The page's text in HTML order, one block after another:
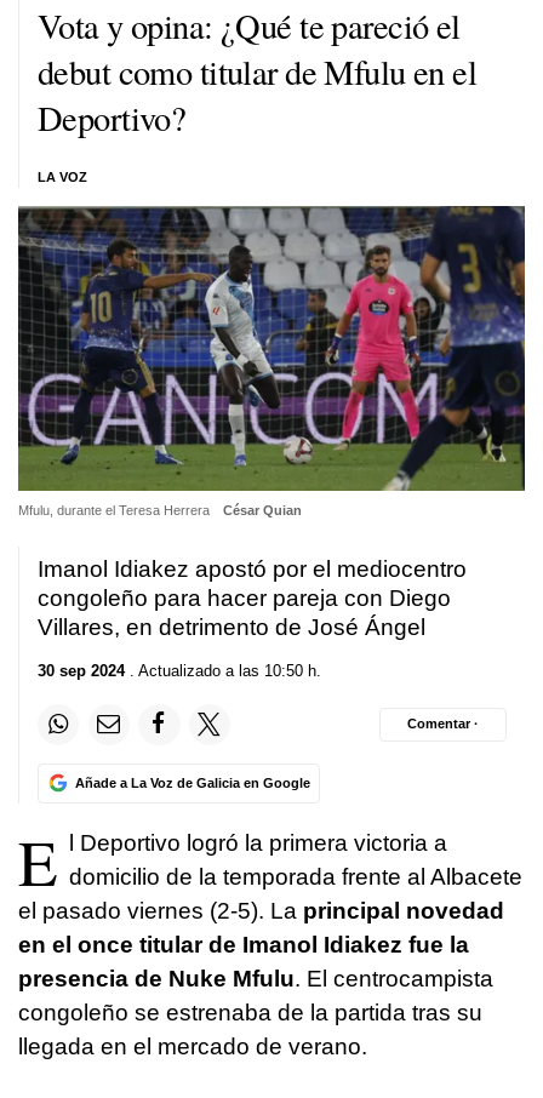
Vota y opina: ¿Qué te pareció el
debut como titular de Mfulu en el
Deportivo?
LA VOZ
Mfulu, durante el Teresa Herrera César Quian
Imanol Idiakez apostó por el mediocentro
congoleño para hacer pareja con Diego
Villares, en detrimento de José Ángel
30 sep 2024. Actualizado a las 10:50 h.
Añade a La Voz de Galicia en Google
Comentar ·
E l Deportivo logró la primera victoria a
domicilio de la temporada frente al Albacete
el pasado viernes (2-5). La principal novedad
en el once titular de Imanol Idiakez fue la
presencia de Nuke Mfulu. El centrocampista
congoleño se estrenaba de la partida tras su
llegada en el mercado de verano.